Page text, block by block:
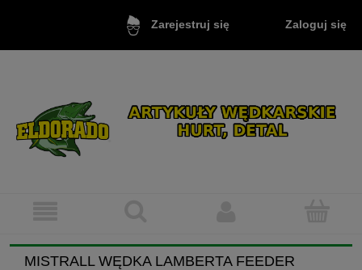
Zarejestruj się Zaloguj się
MISTRALL WĘDKA LAMBERTA FEEDER